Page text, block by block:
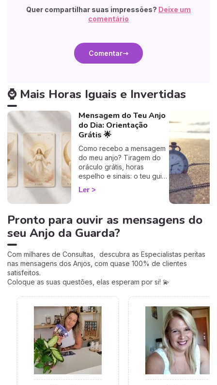
Quer compartilhar suas impressões? Deixe um
comentário
Comentar
⌚ Mais Horas Iguais e Invertidas
Mensagem do Teu Anjo
do Dia: Orientação
Grátis 🌟
Como recebo a mensagem
do meu anjo? Tiragem do
oráculo grátis, horas
espelho e sinais: o teu guia
rápido para descodificar a
orientação do dia.
Ler
Pronto para ouvir as mensagens do
seu Anjo da Guarda?
Com milhares de Consultas, descubra as Especialistas peritas
nas mensagens dos Anjos, com quase 100% de clientes
satisfeitos.
Coloque as suas questões, elas esperam por si! 💫